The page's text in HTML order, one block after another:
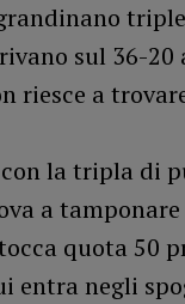
sul 36-20
riesce a
la tripla di
a
quota 50
entra negli